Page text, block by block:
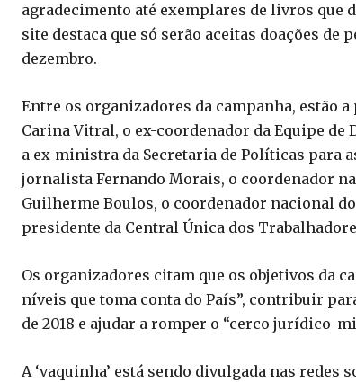
agradecimento até exemplares de livros que
site destaca que só serão aceitas doações de
dezembro.
Entre os organizadores da campanha, estão
Carina Vitral, o ex-coordenador da Equipe
a ex-ministra da Secretaria de Políticas para
jornalista Fernando Morais, o coordenador
Guilherme Boulos, o coordenador nacional
presidente da Central Única dos
Os organizadores citam que os objetivos da
níveis que toma conta do País”, contribuir
de 2018 e ajudar a romper o “cerco jurídico-
A ‘vaquinha’ está sendo divulgada nas